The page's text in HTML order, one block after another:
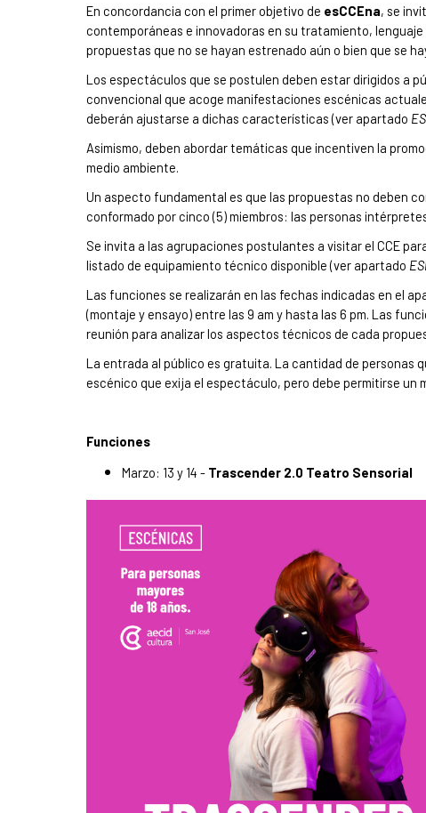
En concordancia con el primer objetivo de esCCEna, se
contemporáneas e innovadoras en su tratamiento,
propuestas que no se hayan estrenado aún o bien que se
Los espectáculos que se postulen deben estar dirigidos a
convencional que acoge manifestaciones escénicas
deberán ajustarse a dichas características (ver apartado
Asimismo, deben abordar temáticas que incentiven la
medio ambiente.
Un aspecto fundamental es que las propuestas no deben
conformado por cinco (5) miembros: las personas
Se invita a las agrupaciones postulantes a visitar el CCE
listado de equipamiento técnico disponible (ver apartado
Las funciones se realizarán en las fechas indicadas en el
(montaje y ensayo) entre las 9 am y hasta las 6 pm. Las
reunión para analizar los aspectos técnicos de cada
La entrada al público es gratuita. La cantidad de personas
escénico que exija el espectáculo, pero debe permitirse un
Funciones
Marzo: 13 y 14 - Trascender 2.0 Teatro Sensorial